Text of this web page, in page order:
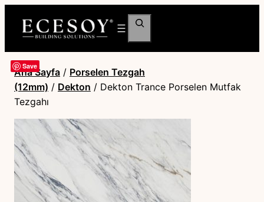
Ara
Save
Ana Sayfa / Porselen Tezgah
(12mm) / Dekton / Dekton Trance Porselen Mutfak
Tezgahı